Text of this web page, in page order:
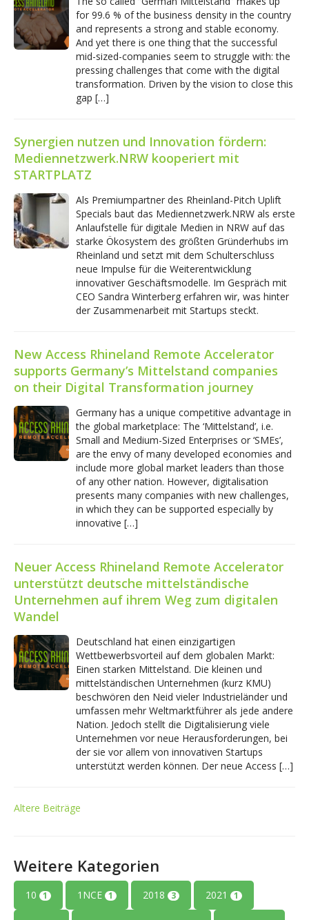
for 99.6 % of the business density in the country
and represents a strong and stable economy.
And yet there is one thing that the successful
mid-sized-companies seem to struggle with: the
pressing challenges that come with the digital
transformation. Driven by the vision to close this
gap […]
Synergien nutzen und Innovation fördern:
Mediennetzwerk.NRW kooperiert mit
STARTPLATZ
Als Premiumpartner des Rheinland-Pitch Uplift
Specials baut das Mediennetzwerk.NRW als erste
Anlaufstelle für digitale Medien in NRW auf das
starke Ökosystem des größten Gründerhubs im
Rheinland und setzt mit dem Schulterschluss
neue Impulse für die Weiterentwicklung
innovativer Geschäftsmodelle. Im Gespräch mit
CEO Sandra Winterberg erfahren wir, was hinter
der Zusammenarbeit mit Startups steckt.
New Access Rhineland Remote Accelerator
supports Germany’s Mittelstand companies
on their Digital Transformation journey
Germany has a unique competitive advantage in
the global marketplace: The ‘Mittelstand’, i.e.
Small and Medium-Sized Enterprises or ‘SMEs’,
are the envy of many developed economies and
include more global market leaders than those
of any other nation. However, digitalisation
presents many companies with new challenges,
in which they can be supported especially by
innovative […]
Neuer Access Rhineland Remote Accelerator
unterstützt deutsche mittelständische
Unternehmen auf ihrem Weg zum digitalen
Wandel
Deutschland hat einen einzigartigen
Wettbewerbsvorteil auf dem globalen Markt:
Einen starken Mittelstand. Die kleinen und
mittelständischen Unternehmen (kurz KMU)
beschwören den Neid vieler Industrieländer und
umfassen mehr Weltmarktführer als jede andere
Nation. Jedoch stellt die Digitalisierung viele
Unternehmen vor neue Herausforderungen, bei
der sie vor allem von innovativen Startups
unterstützt werden können. Der neue Access […]
Altere Beiträge
Weitere Kategorien
10 1 1NCE 1 2018 3 2021 1